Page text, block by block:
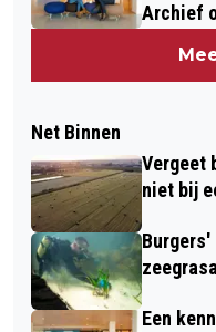
Archief
Net Binnen
Vergeet
niet bij
Een